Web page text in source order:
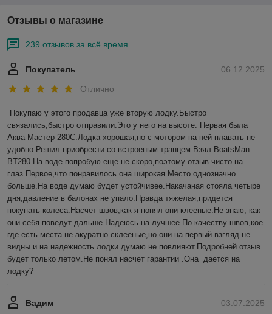
Отзывы о магазине
239 отзывов за всё время
06.12.2025
Покупатель
Отлично
Покупаю у этого продавца уже вторую лодку.Быстро
связались,быстро отправили.Это у него на высоте. Первая была
Аква-Мастер 280С.Лодка хорошая,но с мотором на ней плавать не
удобно.Решил приобрести со встроеным транцем.Взял BoatsMan
BT280.На воде попробую еще не скоро,поэтому отзыв чисто на
глаз.Первое,что понравилось она широкая.Место однозначно
больше.На воде думаю будет устойчивее.Накачаная стояла четыре
дня,давление в балонах не упало.Правда тяжелая,придется
покупать колеса.Насчет швов,как я понял они клееные.Не знаю, как
они себя поведут дальше.Надеюсь на лучшее.По качеству швов,кое
где есть места не акуратно склееные,но они на первый взгляд не
видны и на надежность лодки думаю не повлияют.Подробней отзыв
будет только летом.Не понял насчет гарантии .Она  дается на
лодку?
03.07.2025
Вадим